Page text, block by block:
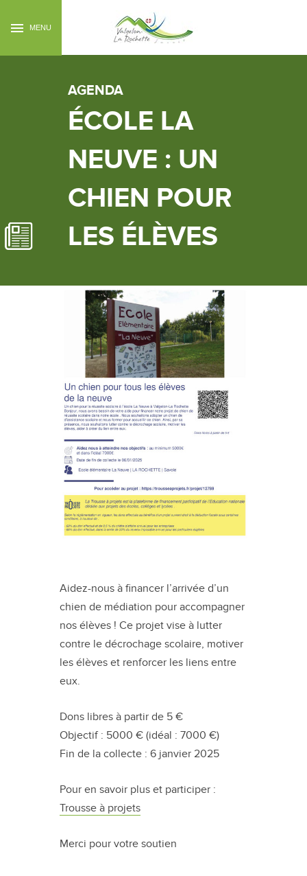
MENU
AGENDA
ÉCOLE LA
NEUVE : UN
CHIEN POUR
LES ÉLÈVES
Aidez-nous à financer l’arrivée d’un
chien de médiation pour accompagner
nos élèves ! Ce projet vise à lutter
contre le décrochage scolaire, motiver
les élèves et renforcer les liens entre
eux.
Dons libres à partir de 5 €
Objectif : 5000 € (idéal : 7000 €)
Fin de la collecte : 6 janvier 2025
Pour en savoir plus et participer :
Trousse à projets
Merci pour votre soutien